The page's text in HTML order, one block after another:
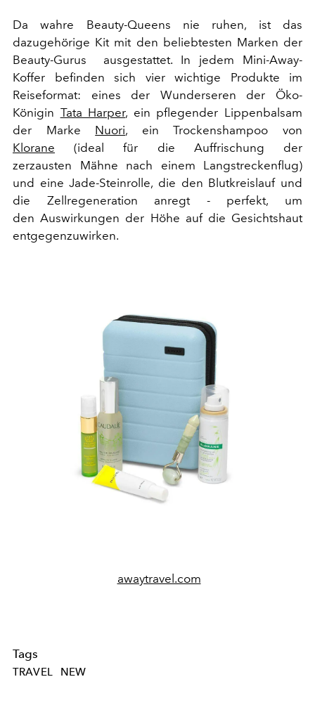
Da wahre Beauty-Queens nie ruhen, ist das
dazugehörige Kit mit den beliebtesten Marken der
Beauty-Gurus ausgestattet. In jedem Mini-Away-
Koffer befinden sich vier wichtige Produkte im
Reiseformat: eines der Wunderseren der Öko-
Königin Tata Harper, ein pflegender Lippenbalsam
der Marke Nuori, ein Trockenshampoo von
Klorane (ideal für die Auffrischung der
zerzausten Mähne nach einem Langstreckenflug)
und eine Jade-Steinrolle, die den Blutkreislauf und
die Zellregeneration anregt - perfekt, um
den Auswirkungen der Höhe auf die Gesichtshaut
entgegenzuwirken.
awaytravel.com
Tags
TRAVEL NEW